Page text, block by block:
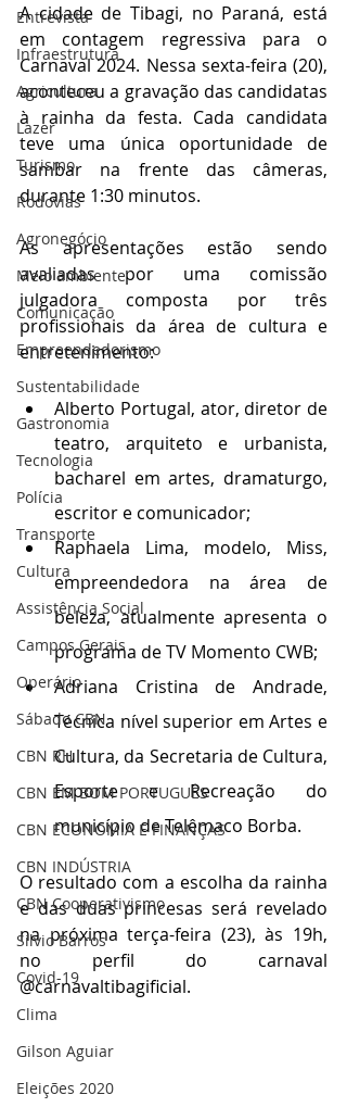
Entrevista
Infraestrutura
Agricultura
Lazer
Turismo
Rodovias
Agronegócio
Meio ambiente
Comunicação
Empreendedorismo
Sustentabilidade
Gastronomia
Tecnologia
Polícia
Transporte
Cultura
Assistência Social
Campos Gerais
Operário
Sábado CBN
CBN RH
CBN EM BOM PORTUGUÊS
CBN ECONOMIA E FINANÇAS
CBN INDÚSTRIA
CBN Cooperativismo
Silvio Barros
Covid-19
Clima
Gilson Aguiar
Eleições 2020
A cidade de Tibagi, no Paraná, está
em contagem regressiva para o
Carnaval 2024. Nessa sexta-feira (20),
aconteceu a gravação das candidatas
à rainha da festa. Cada candidata
teve uma única oportunidade de
sambar na frente das câmeras,
durante 1:30 minutos.
As apresentações estão sendo
avaliadas por uma comissão
julgadora composta por três
profissionais da área de cultura e
entretenimento:
Alberto Portugal, ator, diretor de
teatro, arquiteto e urbanista,
bacharel em artes, dramaturgo,
escritor e comunicador;
Raphaela Lima, modelo, Miss,
empreendedora na área de
beleza, atualmente apresenta o
programa de TV Momento CWB;
Adriana Cristina de Andrade,
Técnica nível superior em Artes e
Cultura, da Secretaria de Cultura,
Esporte e Recreação do
município de Telêmaco Borba.
O resultado com a escolha da rainha
e das duas princesas será revelado
na próxima terça-feira (23), às 19h,
no perfil do carnaval
@carnavaltibagificial.